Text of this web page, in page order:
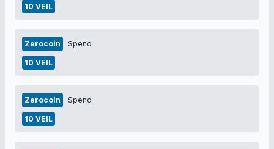
10 VEIL
Zerocoin Spend
10 VEIL
Zerocoin Spend
10 VEIL